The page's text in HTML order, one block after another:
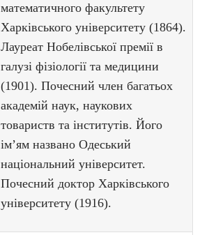
математичного факультету
Харківського університету (1864).
Лауреат Нобелівської премії в
галузі фізіології та медицини
(1901). Почесний член багатьох
академій наук, наукових
товариств та інститутів. Його
ім’ям названо Одеський
національний університет.
Почесний доктор Харківського
університету (1916).